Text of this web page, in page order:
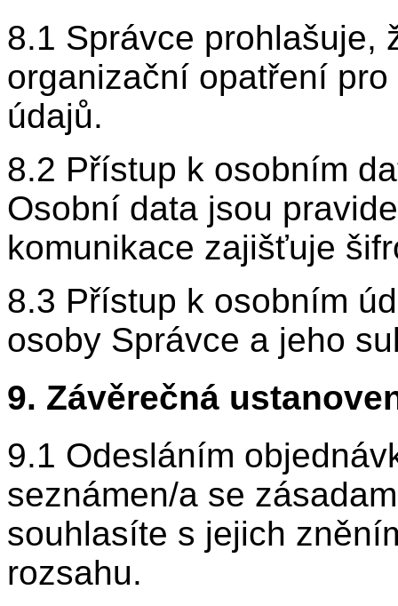
8.1 Správce prohlašuje,
organizační opatření
údajů.
8.2 Přístup k osobním
Osobní data jsou
komunikace zajišťuje
8.3 Přístup k osobním
osoby Správce a jeho
9. Závěrečná
9.1 Odesláním
seznámen/a se
souhlasíte s jejich
rozsahu.